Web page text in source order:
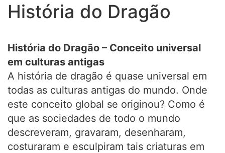
História do Dragão
História do Dragão – Conceito universal
em culturas antigas
A história de dragão é quase universal em
todas as culturas antigas do mundo. Onde
este conceito global se originou? Como é
que as sociedades de todo o mundo
descreveram, gravaram, desenharam,
costuraram e esculpiram tais criaturas em